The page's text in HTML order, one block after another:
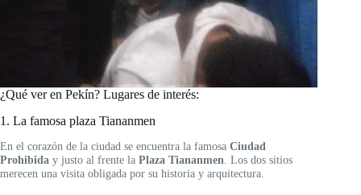
¿Qué ver en Pekín? Lugares de interés:
1. La famosa plaza Tiananmen
En el corazón de la ciudad se encuentra la famosa Ciudad
Prohibida y justo al frente la Plaza Tiananmen. Los dos sitios
merecen una visita obligada por su historia y arquitectura.